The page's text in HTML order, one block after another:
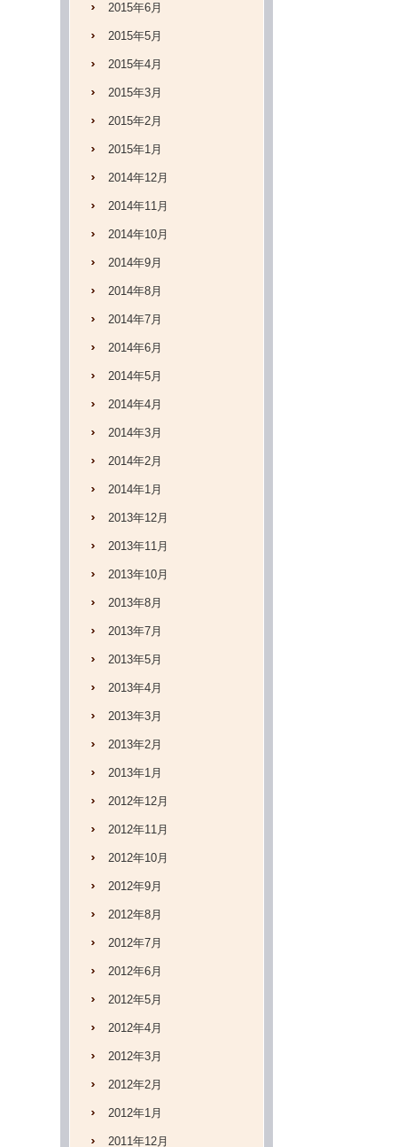
2015年6月
2015年5月
2015年4月
2015年3月
2015年2月
2015年1月
2014年12月
2014年11月
2014年10月
2014年9月
2014年8月
2014年7月
2014年6月
2014年5月
2014年4月
2014年3月
2014年2月
2014年1月
2013年12月
2013年11月
2013年10月
2013年8月
2013年7月
2013年5月
2013年4月
2013年3月
2013年2月
2013年1月
2012年12月
2012年11月
2012年10月
2012年9月
2012年8月
2012年7月
2012年6月
2012年5月
2012年4月
2012年3月
2012年2月
2012年1月
2011年12月